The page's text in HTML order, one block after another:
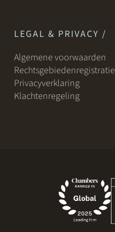
LEGAL & PRIVACY /
Algemene voorwaarden
Rechtsgebiedenregistratie
Privacyverklaring
Klachtenregeling